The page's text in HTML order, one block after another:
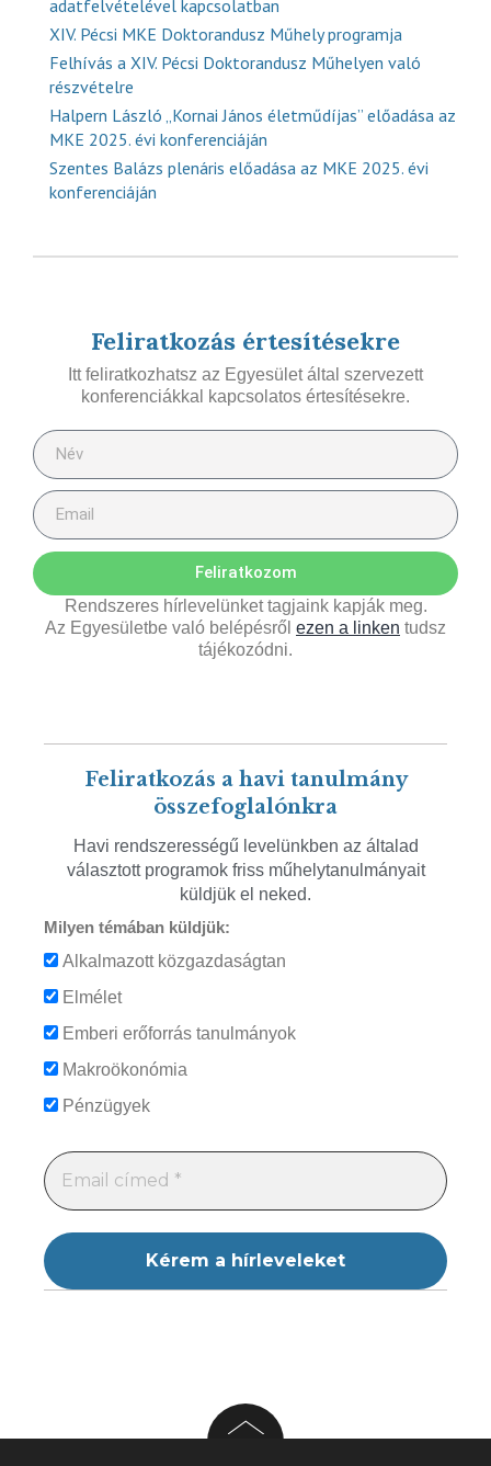
adatfelvételével kapcsolatban
XIV. Pécsi MKE Doktorandusz Műhely programja
Felhívás a XIV. Pécsi Doktorandusz Műhelyen való
részvételre
Halpern László „Kornai János életműdíjas” előadása az
MKE 2025. évi konferenciáján
Szentes Balázs plenáris előadása az MKE 2025. évi
konferenciáján
Feliratkozás értesítésekre
Itt feliratkozhatsz az Egyesület által szervezett
konferenciákkal kapcsolatos értesítésekre.
Feliratkozom
Rendszeres hírlevelünket tagjaink kapják meg.
Az Egyesületbe való belépésről ezen a linken tudsz
tájékozódni.
Feliratkozás a havi tanulmány
összefoglalónkra
Havi rendszerességű levelünkben az általad
választott programok friss műhelytanulmányait
küldjük el neked.
Milyen témában küldjük:
Alkalmazott közgazdaságtan
Elmélet
Emberi erőforrás tanulmányok
Makroökonómia
Pénzügyek